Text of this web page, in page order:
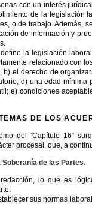
con un interés
de la legislación
o de trabajo. Además,
de información y
la legislación
relacionado con
b) el derecho de
d) una edad
e) condiciones
DE LOS
del “Capítulo 16”
procesal, que, a
Soberanía de las Partes.
lo que es
sus normas